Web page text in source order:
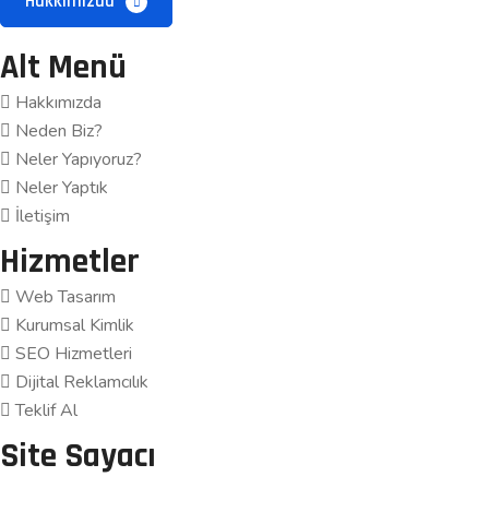
Alt Menü
Hakkımızda
Neden Biz?
Neler Yapıyoruz?
Neler Yaptık
İletişim
Hizmetler
Web Tasarım
Kurumsal Kimlik
SEO Hizmetleri
Dijital Reklamcılık
Teklif Al
Site Sayacı